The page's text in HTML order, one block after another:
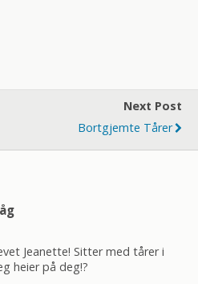
Next Post
Bortgjemte Tårer
Jeanette! Sitter med tårer i
heier på deg!?